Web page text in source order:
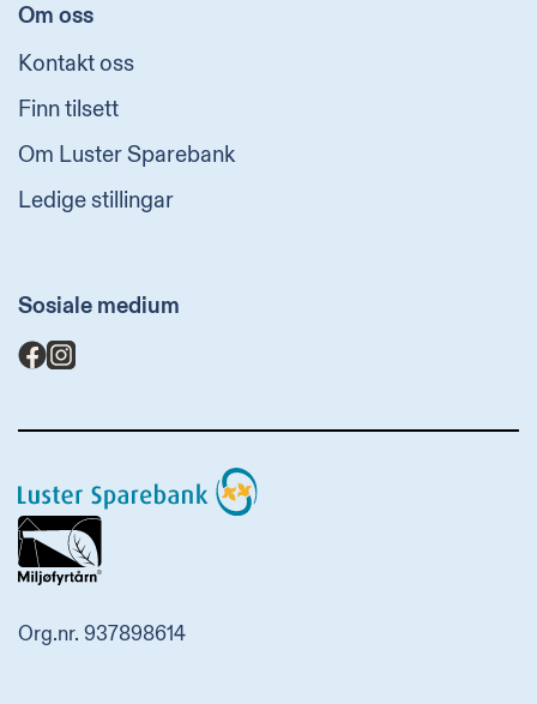
Om oss
Kontakt oss
Finn tilsett
Om Luster Sparebank
Ledige stillingar
Sosiale medium
Luster
Sparebank
Org.nr. 937898614